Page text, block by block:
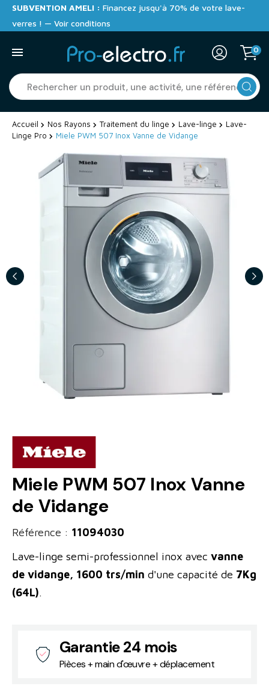
SUBVENTION AMELI : Financez jusqu'à 70% de votre lave-
verres ! — Voir conditions
0
Accueil Nos Rayons Traitement du linge Lave-linge
Lave-
Linge Pro
Miele PWM 507 Inox Vanne de Vidange
Miele PWM 507 Inox Vanne
de Vidange
Référence : 11094030
Lave-linge semi-professionnel inox avec vanne
de vidange, 1600 trs/min d'une capacité de 7Kg
(64L).
Garantie 24 mois
Pièces + main d'œuvre + déplacement